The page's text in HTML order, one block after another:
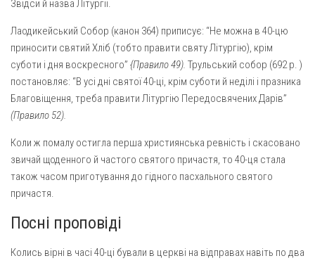
Звідси й назва Літургії.
Лаодикейський Собор (канон 364) приписує: “Не можна в 40-цю
приносити святий Хліб (тобто правити святу Літургію), крім
суботи і дня воскресного” {Правило 49). Трульський собор (692 р. )
постановляє: “В усі дні святої 40-ці, крім суботи й неділі і празника
Благовіщення, треба правити Літургію Передосвячених Дарів”
(Правило 52).
Коли ж помалу остигла перша християнська ревність і скасо­вано
звичай щоденного й частого святого причастя, то 40-ця стала
також часом приготування до гідного пасхального святого
причастя.
Посні проповіді
Колись вірні в часі 40-ці бували в церкві на відправах навіть по два